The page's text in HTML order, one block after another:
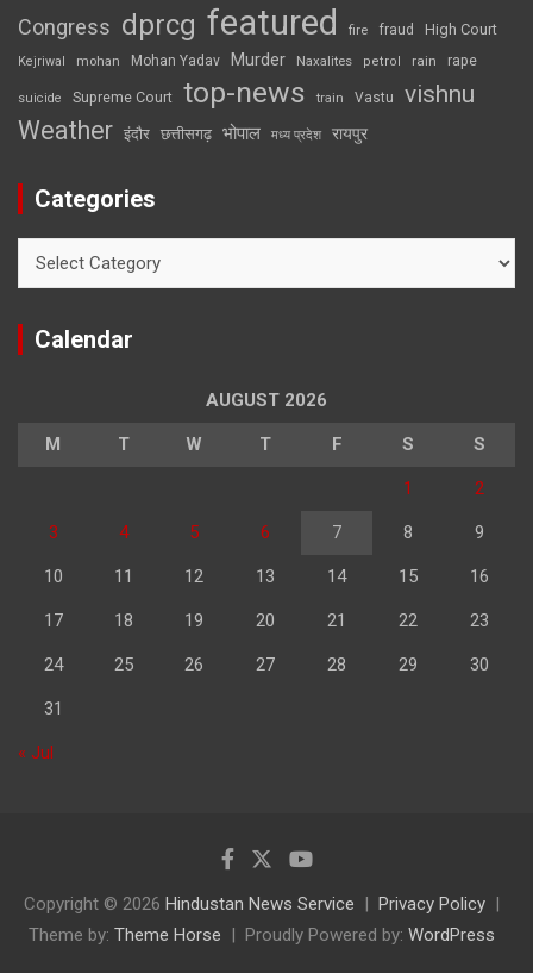
Congress dprcg featured fire fraud High Court
Kejriwal mohan Mohan Yadav Murder Naxalites petrol rain rape
suicide Supreme Court top-news train Vastu vishnu
Weather इंदौर छत्तीसगढ़ भोपाल मध्य प्रदेश रायपुर
Categories
Calendar
AUGUST 2026
M T W T F S S
1 2
3 4 5 6 7 8 9
10 11 12 13 14 15 16
17 18 19 20 21 22 23
24 25 26 27 28 29 30
31
« Jul
Copyright © 2026 Hindustan News Service
Privacy Policy
Theme by: Theme Horse Proudly Powered by: WordPress